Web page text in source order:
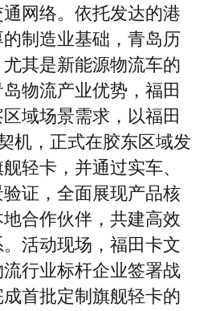
网络。依托发达的港
制造业基础，青岛历
其是新能源物流车的
物流产业优势，福田
域场景需求，以福田
机，正式在胶东区域发
轻卡，并通过实车、
证，全面展现产品核
合作伙伴，共建高效
活动现场，福田卡文
行业标杆企业签署战
首批定制旗舰轻卡的